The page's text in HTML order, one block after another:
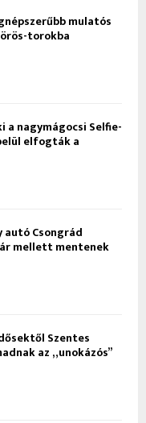
mulatós
torokba
nagymágocsi Selfie-
elfogták a
Csongrád
mellett mentenek
Szentes
az „unokázós”